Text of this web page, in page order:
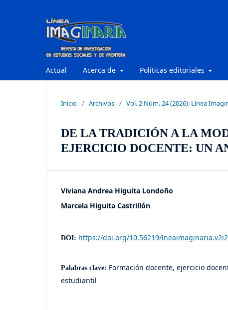
Actual Acerca de Políticas editoriales
Inicio / Archivos / Vol. 2 Núm. 24 (2026): Línea
DE LA TRADICIÓN A LA
EJERCICIO DOCENTE: UN
Viviana Andrea Higuita Londoño
Marcela Higuita Castrillón
DOI: https://doi.org/10.56219/
Palabras clave: Formación docente, ejercicio
estudiantil